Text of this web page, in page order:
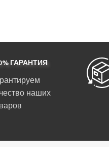
ГАРАНТИЯ
наших